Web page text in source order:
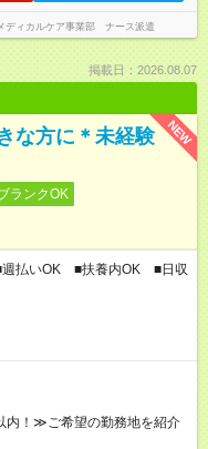
ディカルケア事業部 ナース派遣
掲載日：2026.08.07
NEW
な方に＊未経験
ランクOK
払いOK ■扶養内OK ■日収
内！≫ご希望の勤務地を紹介